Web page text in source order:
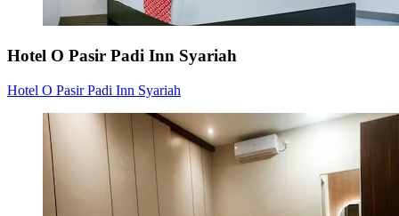
Hotel O Pasir Padi Inn Syariah
Hotel O Pasir Padi Inn Syariah